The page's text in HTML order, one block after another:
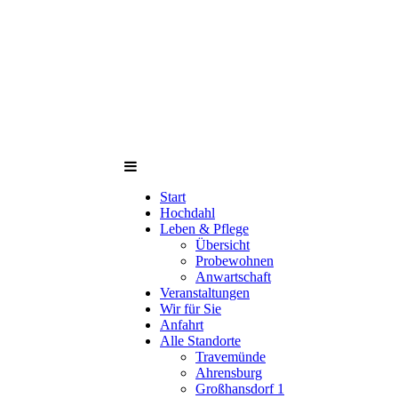
Start
Hochdahl
Leben & Pflege
Übersicht
Probewohnen
Anwartschaft
Veranstaltungen
Wir für Sie
Anfahrt
Alle Standorte
Travemünde
Ahrensburg
Großhansdorf 1